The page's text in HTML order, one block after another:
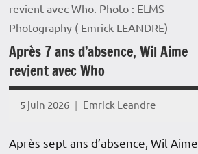
revient avec Who. Photo : ELMS
Photography ( Emrick LEANDRE)
Après 7 ans d’absence, Wil Aime
revient avec Who
5 juin 2026 Emrick Leandre
Après sept ans d’absence, Wil Aime